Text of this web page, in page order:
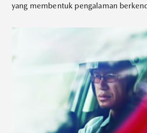
yang membentuk pengalaman